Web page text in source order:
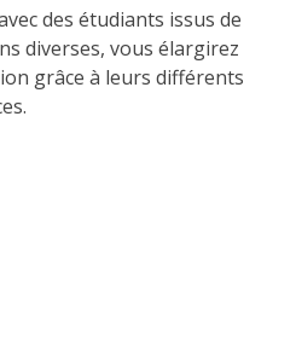
des étudiants issus de
diverses, vous élargirez
grâce à leurs différents